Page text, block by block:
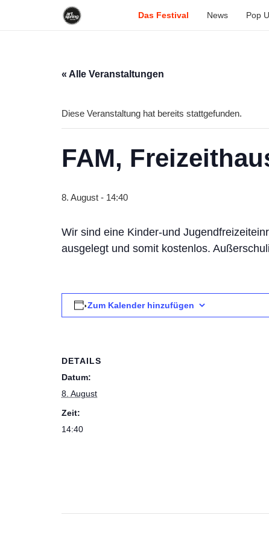
Das Festival News Pop
« Alle Veranstaltungen
Diese Veranstaltung hat bereits stattgefunden.
FAM,
8. August - 14:40
Wir sind eine Kinder-und
ausgelegt und somit kostenlos.
Zum Kalender hinzufügen
DETAILS
Datum:
8. August
Zeit:
14:40